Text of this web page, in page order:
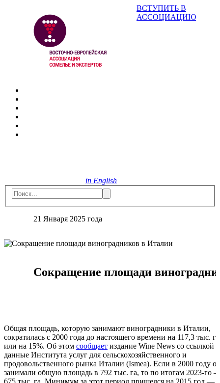
in English
ВСТУПИТЬ В
АССОЦИАЦИЮ
21 Января 2025 года
Сокращение площади
Общая площадь, которую занимают виноградники в Италии,
сократилась с 2000 года до настоящего времени на 117,3 тыс.
или на 15%. Об этом сообщает издание Wine News со ссылкой
данные Института услуг для сельскохозяйственного и
продовольственного рынка Италии (Ismea). Если в 2000 году
занимали общую площадь в 792 тыс. га, то по итогам 2023-го